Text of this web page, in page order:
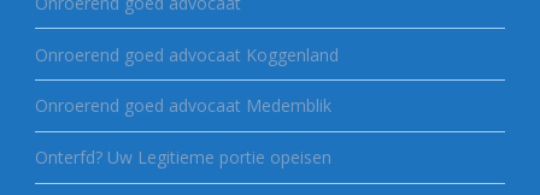
Onroerend goed advocaat Koggenland
Onroerend goed advocaat Medemblik
Onterfd? Uw Legitieme portie opeisen